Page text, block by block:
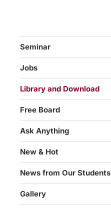
Seminar
Jobs
Library and Download
Free Board
Ask Anything
New & Hot
News from Our Students
Gallery